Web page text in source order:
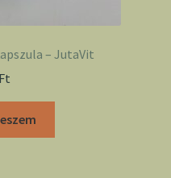
– JutaVit
Ft